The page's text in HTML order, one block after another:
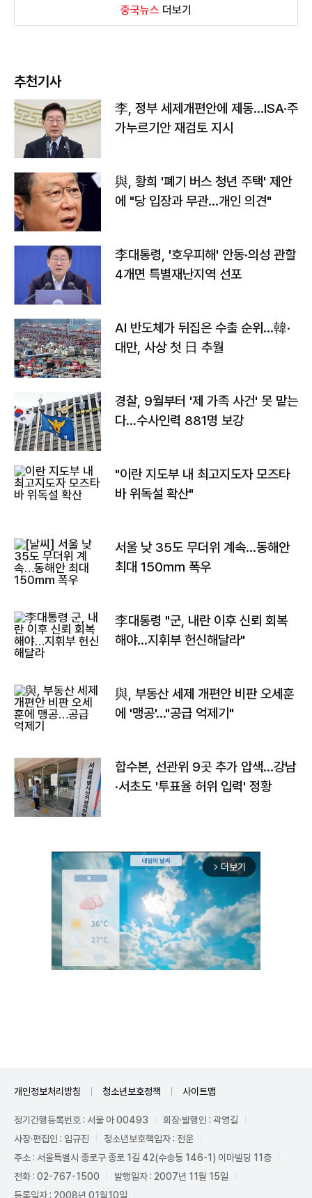
중국뉴스 더보기
추천기사
李, 정부 세제개편안에 제동…ISA·주
가누르기안 재검토 지시
與, 황희 '폐기 버스 청년 주택' 제안
에 "당 입장과 무관…개인 의견"
李대통령, '호우피해' 안동·의성 관할
4개면 특별재난지역 선포
AI 반도체가 뒤집은 수출 순위…韓·
대만, 사상 첫 日 추월
경찰, 9월부터 '제 가족 사건' 못 맡는
다…수사인력 881명 보강
"이란 지도부 내 최고지도자 모즈타
바 위독설 확산"
서울 낮 35도 무더위 계속…동해안
최대 150㎜ 폭우
李대통령 "군, 내란 이후 신뢰 회복
해야…지휘부 헌신해달라"
與, 부동산 세제 개편안 비판 오세훈
에 '맹공'…"공급 억제기"
합수본, 선관위 9곳 추가 압색…강남
·서초도 '투표율 허위 입력' 정황
arrow_forward_ios 더보기
개인정보처리방침 청소년보호정책 사이트맵
정기간행등록번호 : 서울 아 00493
회장·발행인 : 곽영길
사장·편집인 : 임규진
청소년보호책임자 : 전운
주소 : 서울특별시 종로구 종로 1길 42(수송동 146-1) 이마빌딩 11층
전화 : 02-767-1500
발행일자 : 2007년 11월 15일
등록일자 : 2008년 01월10일